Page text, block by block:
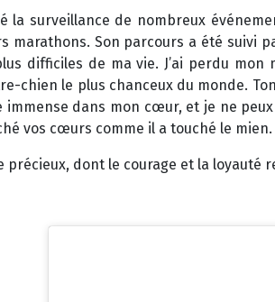
surveillance de nombreux
marathons. Son parcours a été
difficiles de ma vie. J’ai perdu
chien le plus chanceux du monde.
dans mon cœur, et je ne
vos cœurs comme il a touché le
dont le courage et la loyauté